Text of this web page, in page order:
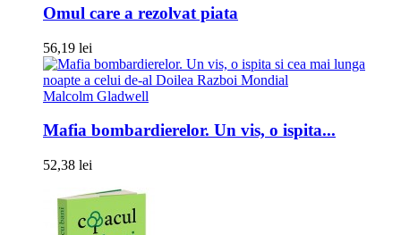
Omul care a rezolvat piata
56,19 lei
Malcolm Gladwell
Mafia bombardierelor. Un vis, o ispita...
52,38 lei